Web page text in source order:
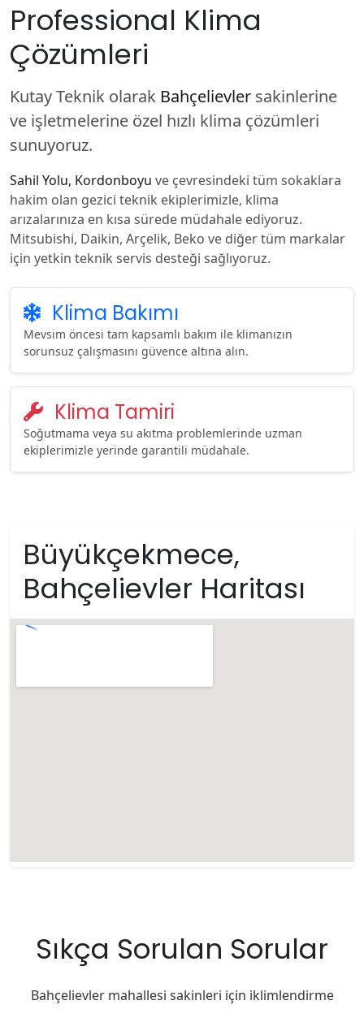
Professional Klima
Çözümleri
Kutay Teknik olarak Bahçelievler sakinlerine
ve işletmelerine özel hızlı klima çözümleri
sunuyoruz.
Sahil Yolu, Kordonboyu ve çevresindeki tüm sokaklara
hakim olan gezici teknik ekiplerimizle, klima
arızalarınıza en kısa sürede müdahale ediyoruz.
Mitsubishi, Daikin, Arçelik, Beko ve diğer tüm markalar
için yetkin teknik servis desteği sağlıyoruz.
Klima Bakımı
Mevsim öncesi tam kapsamlı bakım ile klimanızın
sorunsuz çalışmasını güvence altına alın.
Klima Tamiri
Soğutmama veya su akıtma problemlerinde uzman
ekiplerimizle yerinde garantili müdahale.
Büyükçekmece,
Bahçelievler Haritası
Sıkça Sorulan Sorular
Bahçelievler mahallesi sakinleri için iklimlendirme